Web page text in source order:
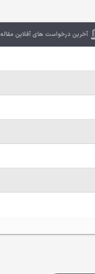
آخرین درخواست های آفلاین مقاله